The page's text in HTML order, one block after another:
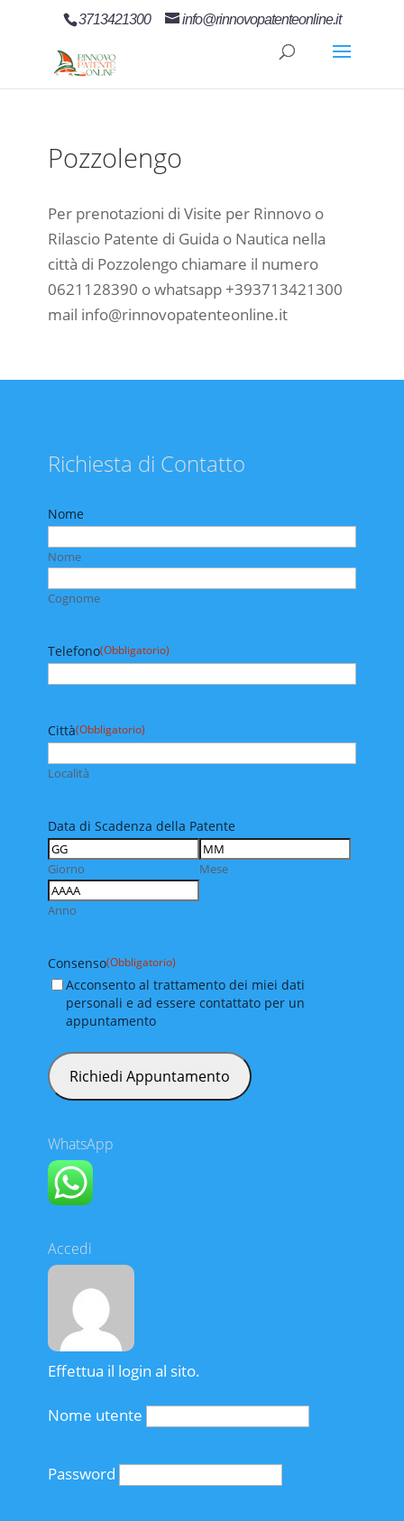
3713421300 info@rinnovopatenteonline.it
Pozzolengo
Per prenotazioni di Visite per Rinnovo o
Rilascio Patente di Guida o Nautica nella
città di Pozzolengo chiamare il numero
0621128390 o whatsapp +393713421300
mail info@rinnovopatenteonline.it
Richiesta di Contatto
Nome
Nome
Cognome
Telefono(Obbligatorio)
Città(Obbligatorio)
Località
Data di Scadenza della Patente
Giorno Mese
Anno
Consenso(Obbligatorio)
Acconsento al trattamento dei miei dati
personali e ad essere contattato per un
appuntamento
WhatsApp
Accedi
Effettua il login al sito.
Nome utente
Password